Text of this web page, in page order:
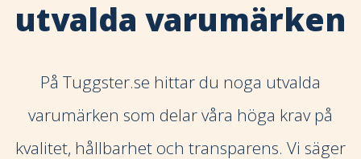
utvalda varumärken
På Tuggster.se hittar du noga utvalda
varumärken som delar våra höga krav på
kvalitet, hållbarhet och transparens. Vi säger